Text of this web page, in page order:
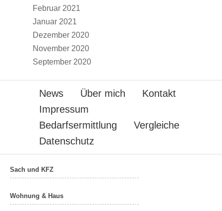
Februar 2021
Januar 2021
Dezember 2020
November 2020
September 2020
News Über mich
Kontakt
Impressum
Bedarfsermittlung
Vergleiche
Datenschutz
Sach und KFZ
Wohnung & Haus